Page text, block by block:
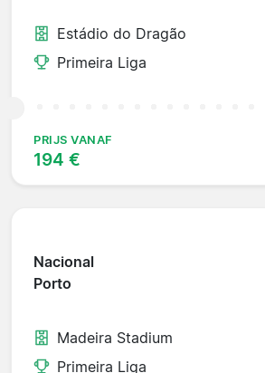
Estádio do Dragão
Primeira Liga
PRIJS VANAF
194 €
Nacional
Porto
Madeira Stadium
Primeira Liga